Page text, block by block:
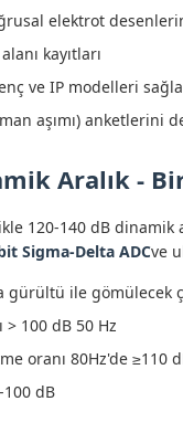
elektrot
kayıtları
ve IP modelleri
aşımı) anketlerini
Aralık -
120-140 dB
Sigma-Delta ADCve
gürültü ile gömülecek
> 100 dB 50 Hz
oranı 80Hz'de ≥110
dB